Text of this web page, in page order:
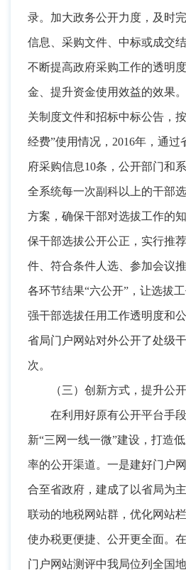
录。 加大政务公开力度，及时
信息、采购文件、中标或成交
不断提高政府采购工作的透明度
金、提升资金使用效益的效果
关制度文件和招标中标公告 ，
经费”使用情况，2016年 ， 通过
府采购信息10条，公开部门和
全系统每一次副科以上的干部
方案，确保干部对选拔工作的
保干部选拔公开公正，实行推
件、符合条件人选、参加会议
各环节结果“六公开” ， 让选拔
强干部选拔任用工作透明度和
省局门户网站对外公开了处级
次。
（三）创新方式 ， 提升公
在利用好原有公开平台手
新“三网一线一微”建设，打造
率的公开渠道。 一是建好门户
合至省政府 ， 建成了以省局为
联动的地税网站群，优化网站
使办税更便捷、公开更全面。
门户网站测评中我局位列全国